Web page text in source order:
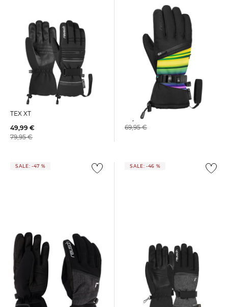
Reusch | Herren
Skihandschuhe KONDOR R-
TEX XT
49,99 €
79,95 €
Handschuhe DEMI R-TEX XT
56,05 €
69,95 €
SALE: -47 % SALE: -46 %